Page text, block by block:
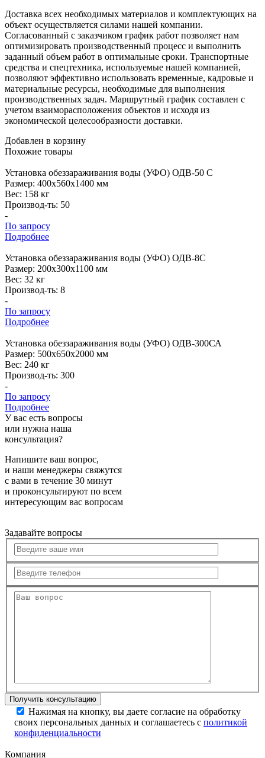
Доставка всех необходимых материалов и комплектующих на
объект осуществляется силами нашей компании.
Согласованный с заказчиком график работ позволяет нам
оптимизировать производственный процесс и выполнить
заданный объем работ в оптимальные сроки. Транспортные
средства и спецтехника, используемые нашей компанией,
позволяют эффективно использовать временные, кадровые и
материальные ресурсы, необходимые для выполнения
производственных задач. Маршрутный график составлен с
учетом взаиморасположения объектов и исходя из
экономической целесообразности доставки.
Добавлен в корзину
Похожие товары
Установка обеззараживания воды (УФО) ОДВ-50 С
Размер: 400x560x1400 мм
Вес: 158 кг
Производ-ть: 50
-
По запросу
Подробнее
Установка обеззараживания воды (УФО) ОДВ-8С
Размер: 200x300x1100 мм
Вес: 32 кг
Производ-ть: 8
-
По запросу
Подробнее
Установка обеззараживания воды (УФО) ОДВ-300СА
Размер: 500x650x2000 мм
Вес: 240 кг
Производ-ть: 300
-
По запросу
Подробнее
У вас есть вопросы
или нужна наша
консультация?
Напишите ваш вопрос,
и наши менеджеры свяжутся
с вами в течение 30 минут
и проконсультируют по всем
интересующим вас вопросам
Задавайте вопросы
Нажимая на кнопку, вы даете согласие на обработку
своих персональных данных и соглашаетесь с политикой
конфиденциальности
Компания